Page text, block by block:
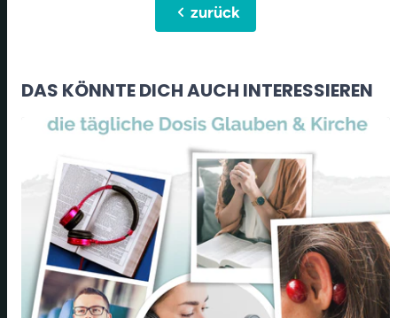
chevron_leftzurück
DAS KÖNNTE DICH AUCH INTERESSIEREN